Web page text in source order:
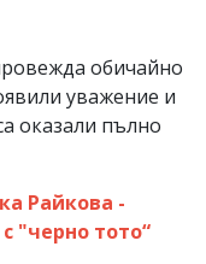
обичайно
уважение и
оказали пълно
Райкова -
"черно тото“